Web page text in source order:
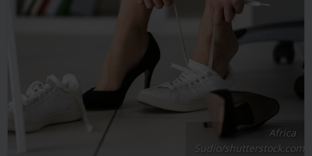
Africa
Sudio/shutterstock.com